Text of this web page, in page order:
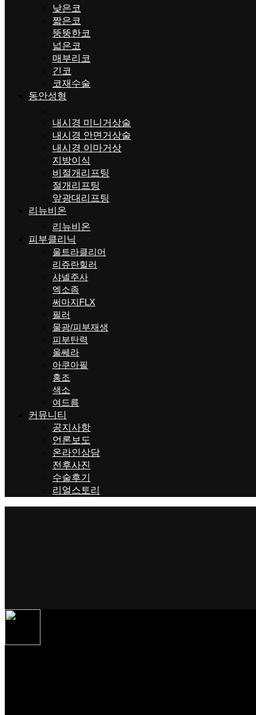
낮은코
짧은코
뚱뚱한코
넓은코
매부리코
긴코
코재수술
동안성형
내시경 미니거상술
내시경 안면거상술
내시경 이마거상
지방이식
비절개리프팅
절개리프팅
앞광대리프팅
리뉴비온
리뉴비온
피부클리닉
울트라클리어
리쥬란힐러
샤넬주사
엑소좀
써마지FLX
필러
물광/피부재생
피부탄력
울쎄라
아쿠아필
홍조
색소
여드름
커뮤니티
공지사항
언론보도
온라인상담
전후사진
수술후기
리얼스토리